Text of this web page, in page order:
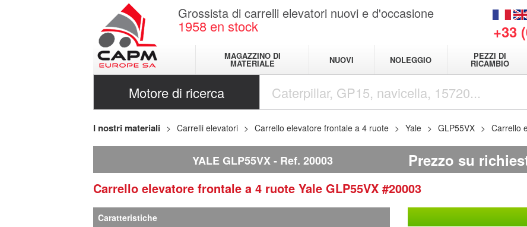
Grossista di carrelli elevatori nuovi e d'occasione
1958 en stock +33
MAGAZZINO DI
MATERIALE NUOVI NOLEGGIO PEZZI DI
RICAMBIO
Motore di ricerca
I nostri materiali Carrelli elevatori Carrello elevatore frontale a 4 ruote Yale GLP55VX Carrello
YALE GLP55VX Ref. 20003 Prezzo su
Carrello elevatore frontale a 4 ruote Yale GLP55VX #20003
Caratteristiche